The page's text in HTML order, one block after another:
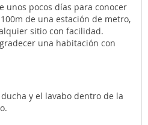
unos pocos días para conocer
de una estación de metro,
sitio con facilidad.
una habitación con
y el lavabo dentro de la